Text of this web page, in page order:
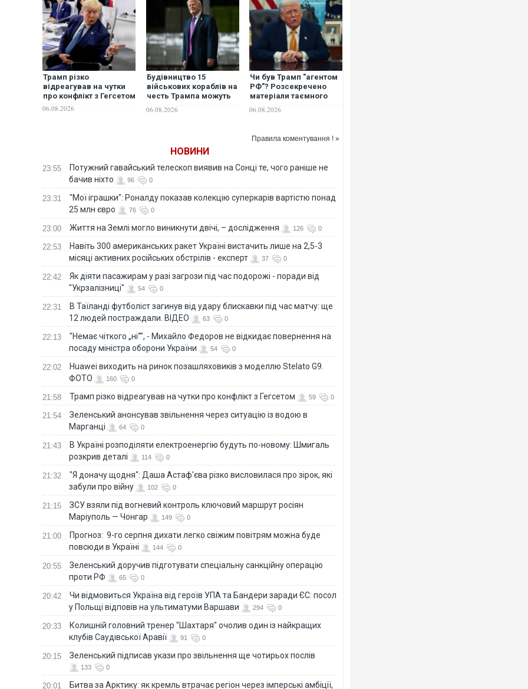
Трамп різко
відреагував на чутки
про конфлікт з Гегсетом
06.08.2026
Будівництво 15
військових кораблів на
честь Трампа можуть
млрд доларів, - NYT
06.08.2026
Чи був Трамп "агентом
РФ"? Розсекречено
матеріали таємного
06.08.2026
Правила коментування ! »
НОВИНИ
23:55
Потужний гавайський телескоп виявив на Сонці те, чого раніше не
бачив ніхто
96 0
23:31
"Мої іграшки": Роналду показав колекцію суперкарів вартістю понад
25 млн євро
76 0
23:00 Життя на Землі могло виникнути двічі, – дослідження 126 0
22:53
Навіть 300 американських ракет Україні вистачить лише на 2,5-3
місяці активних російських обстрілів - експерт
37 0
22:42
Як діяти пасажирам у разі загрози під час подорожі - поради від
"Укрзалізниці"
54 0
22:31
В Таїланді футболіст загинув від удару блискавки під час матчу: ще
12 людей постраждали. ВІДЕО
63 0
22:13
"Немає чіткого „ні“", - Михайло Федоров не відкидає повернення на
посаду міністра оборони України
54 0
22:02
Huawei виходить на ринок позашляховиків з моделлю Stelato G9.
ФОТО
160 0
21:58 Трамп різко відреагував на чутки про конфлікт з Гегсетом 59 0
21:54
Зеленський анонсував звільнення через ситуацію із водою в
Марганці
64 0
21:43
В Україні розподіляти електроенергію будуть по-новому: Шмигаль
розкрив деталі
114 0
21:32
"Я доначу щодня": Даша Астаф'єва різко висловилася про зірок, які
забули про війну
102 0
21:15
ЗСУ взяли під вогневий контроль ключовий маршрут росіян
Маріуполь — Чонгар
149 0
21:00
Прогноз: 9-го серпня дихати легко свіжим повітрям можна буде
повсюди в Україні
144 0
20:55
Зеленський доручив підготувати спеціальну санкційну операцію
проти РФ
65 0
20:42
Чи відмовиться Україна від героїв УПА та Бандери заради ЄС: посол
у Польщі відповів на ультиматуми Варшави
294 0
20:33
Колишній головний тренер "Шахтаря" очолив один із найкращих
клубів Саудівської Аравії
91 0
20:15 Зеленський підписав укази про звільнення ще чотирьох послів
133 0
20:01 Битва за Арктику: як кремль втрачає регіон через імперські амбіції,